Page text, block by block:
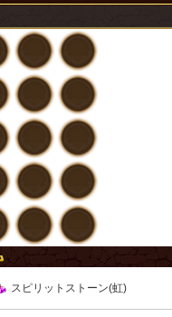
スピリットストーン(虹)